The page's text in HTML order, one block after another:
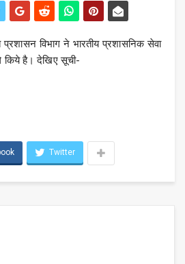
प्रशासन विभाग ने भारतीय प्रशासनिक सेवा
किये है। देखिए सूची-
Twitter